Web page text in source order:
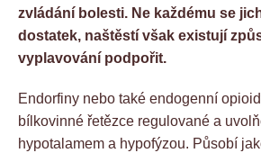
zvládání bolesti. Ne každému se
dostatek, naštěstí však existují
vyplavování podpořit.
Endorfiny nebo také endogenní
bílkovinné řetězce regulované a
hypotalamem a hypofýzou. Působí